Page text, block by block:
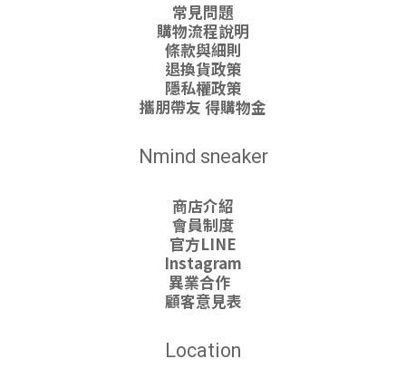
常見問題
購物流程說明
條款與細則
退換貨政策
隱私權政策
攜朋帶友 得購物金
Nmind sneaker
商店介紹
會員制度
官方LINE
Instagram
異業合作
顧客意見表
Location